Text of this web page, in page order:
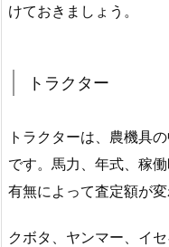
けておきましょう。
トラクター
トラクターは、農機具
です。馬力、年式、稼
有無によって査定額が変
クボタ、ヤンマー、イ